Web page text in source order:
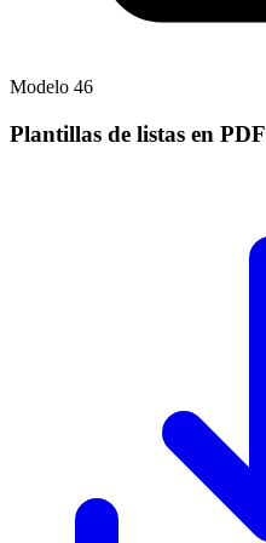
Modelo 46
Plantillas de listas en PDF